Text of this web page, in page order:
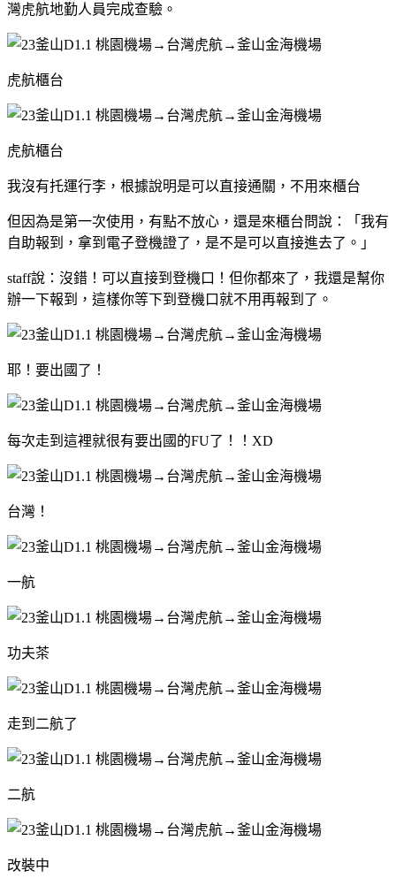
灣虎航地勤人員完成查驗。
虎航櫃台
虎航櫃台
我沒有托運行李，根據說明是可以直接通關，不用來櫃台
但因為是第一次使用，有點不放心，還是來櫃台問說：「我有
自助報到，拿到電子登機證了，是不是可以直接進去了。」
staff說：沒錯！可以直接到登機口！但你都來了，我還是幫你
辦一下報到，這樣你等下到登機口就不用再報到了。
耶！要出國了！
每次走到這裡就很有要出國的FU了！！XD
台灣！
一航
功夫茶
走到二航了
二航
改裝中